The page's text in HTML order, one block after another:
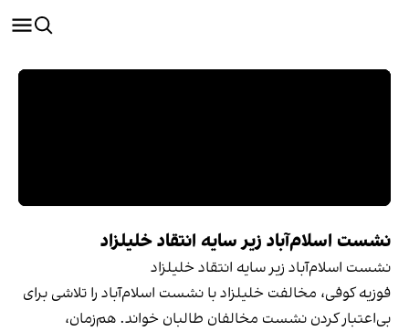
نشست اسلام‌آباد زیر سایه انتقاد خلیلزاد
نشست اسلام‌آباد زیر سایه انتقاد خلیلزاد
فوزیه کوفی، مخالفت خلیلزاد با نشست اسلام‌آباد را تلاشی برای
بی‌اعتبار کردن نشست مخالفان طالبان خواند. هم‌زمان،